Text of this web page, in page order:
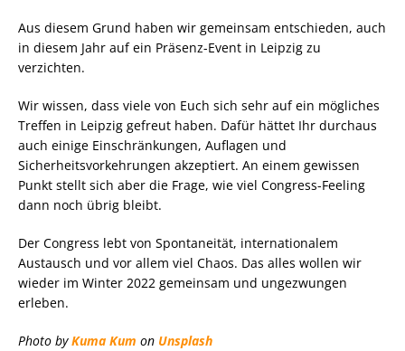
Aus diesem Grund haben wir gemeinsam entschieden, auch
in diesem Jahr auf ein Präsenz-Event in Leipzig zu
verzichten.
Wir wissen, dass viele von Euch sich sehr auf ein mögliches
Treffen in Leipzig gefreut haben. Dafür hättet Ihr durchaus
auch einige Einschränkungen, Auflagen und
Sicherheitsvorkehrungen akzeptiert. An einem gewissen
Punkt stellt sich aber die Frage, wie viel Congress-Feeling
dann noch übrig bleibt.
Der Congress lebt von Spontaneität, internationalem
Austausch und vor allem viel Chaos. Das alles wollen wir
wieder im Winter 2022 gemeinsam und ungezwungen
erleben.
Photo byKuma Kum on Unsplash